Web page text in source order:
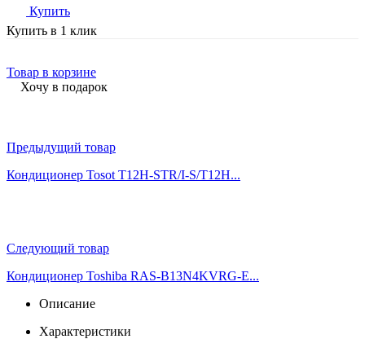
Купить
Купить в 1 клик
Товар в корзине
Хочу в подарок
Предыдущий товар
Кондиционер Tosot T12H-STR/I-S/T12H...
Следующий товар
Кондиционер Toshiba RAS-B13N4KVRG-E...
Описание
Характеристики